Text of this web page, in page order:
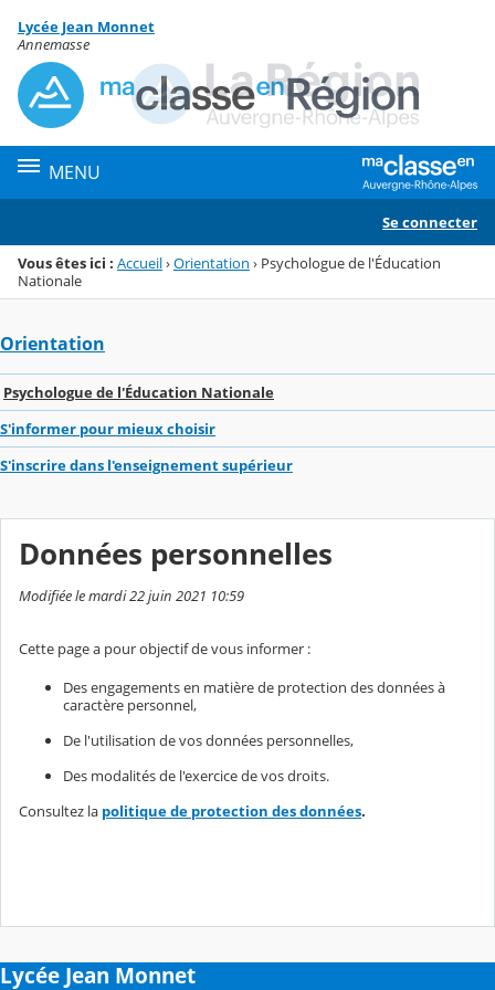
Menu de la rubrique
Contenu
Lycée Jean Monnet
Annemasse
MENU
Se connecter
Vous êtes ici : Accueil›Orientation › Psychologue de l'Éducation
Nationale
Orientation
Psychologue de l'Éducation Nationale
S'informer pour mieux choisir
S'inscrire dans l'enseignement supérieur
Données personnelles
Modifiée le mardi 22 juin 2021 10:59
Cette page a pour objectif de vous informer :
Des engagements en matière de protection des données à
caractère personnel,
De l'utilisation de vos données personnelles,
Des modalités de l'exercice de vos droits.
Consultez la politique de protection des données.
Lycée Jean Monnet